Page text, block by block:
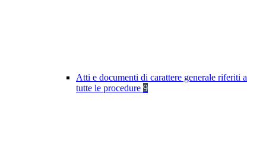
Atti e documenti di carattere generale riferiti a
tutte le procedure 9